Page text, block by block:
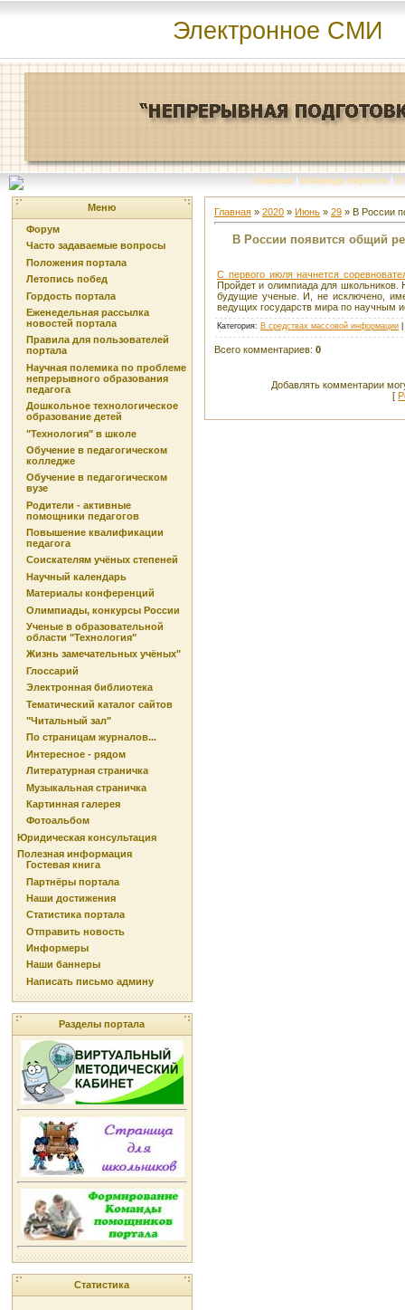
Электронное СМИ
Главная | Команда портала | О
Меню
Форум
Часто задаваемые вопросы
Положения портала
Летопись побед
Гордость портала
Еженедельная рассылка
новостей портала
Правила для пользователей
портала
Научная полемика по проблеме
непрерывного образования
педагога
Дошкольное технологическое
образование детей
"Технология" в школе
Обучение в педагогическом
колледже
Обучение в педагогическом
вузе
Родители - активные
помощники педагогов
Повышение квалификации
педагога
Соискателям учёных степеней
Научный календарь
Материалы конференций
Олимпиады, конкурсы России
Ученые в образовательной
области "Технология"
Жизнь замечательных учёных"
Глоссарий
Электронная библиотека
Тематический каталог сайтов
"Читальный зал"
По страницам журналов...
Интересное - рядом
Литературная страничка
Музыкальная страничка
Картинная галерея
Фотоальбом
Юридическая консультация
Полезная информация
Гостевая книга
Партнёры портала
Наши достижения
Статистика портала
Отправить новость
Информеры
Наши баннеры
Написать письмо админу
Разделы портала
Статистика
Главная » 2020 » Июнь » 29 » В России
В России появится общий
С первого июля начнется
Пройдет и олимпиада для школьников.
будущие ученые. И, не исключено,
ведущих государств мира по научным
Категория: В средствах массовой информации
Всего комментариев: 0
Добавлять комментарии
[